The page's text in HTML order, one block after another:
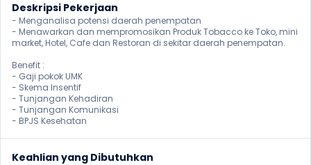
Deskripsi Pekerjaan
- Menganalisa potensi daerah penempatan
- Menawarkan dan mempromosikan Produk Tobacco ke Toko, mini
market, Hotel, Cafe dan Restoran di sekitar daerah penempatan.
Benefit :
- Gaji pokok UMK
- Skema Insentif
- Tunjangan Kehadiran
- Tunjangan Komunikasi
- BPJS Kesehatan
Keahlian yang Dibutuhkan